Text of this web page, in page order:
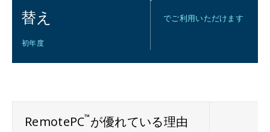
替え
初年度
でご利用いただけます
RemotePC™が優れている理由